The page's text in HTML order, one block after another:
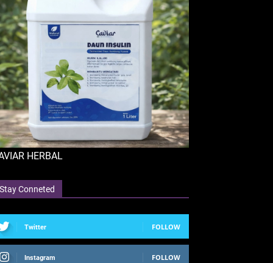
HERBAL
Stay Conneted
Twitter FOLLOW
Instagram FOLLOW